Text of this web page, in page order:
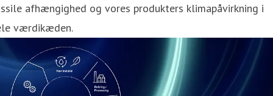
afhængighed og vores produkters klimapåvirkning i
værdikæden.